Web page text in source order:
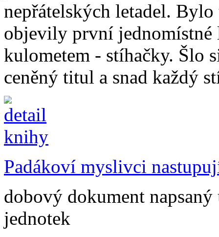
nepřátelských letadel.
objevily první jednomístné
kulometem - stíhačky. Šlo
ceněný titul a snad každý
Padákoví myslivci
dobový dokument
jednotek